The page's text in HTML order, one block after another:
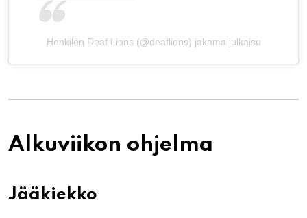
Henkilön Deaf Lions (@deaflions) jakama julkaisu
Alkuviikon ohjelma
Jääkiekko